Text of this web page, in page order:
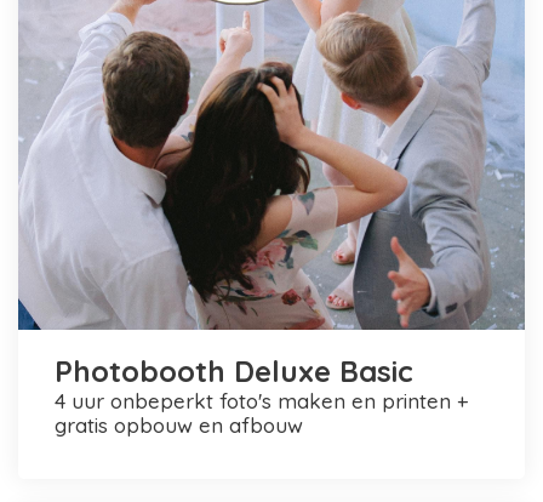
Photobooth Deluxe Basic
4 uur onbeperkt foto's maken en printen +
gratis opbouw en afbouw